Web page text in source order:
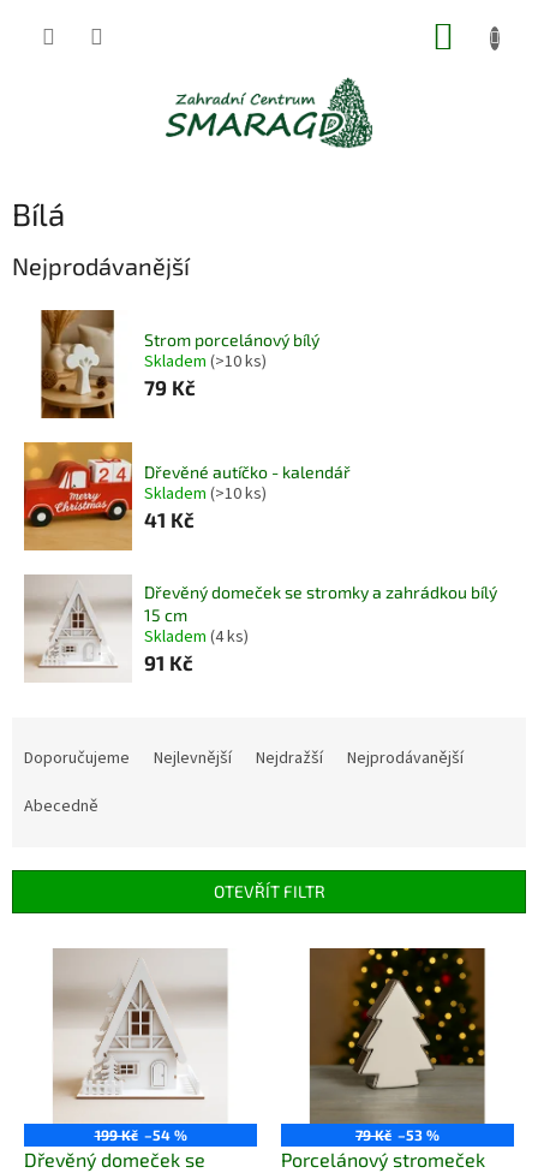
Bílá
Nejprodávanější
Strom porcelánový bílý
Skladem (>10 ks)
79 Kč
Dřevěné autíčko - kalendář
Skladem (>10 ks)
41 Kč
Dřevěný domeček se stromky a zahrádkou bílý
15 cm
Skladem (4 ks)
91 Kč
r
Doporučujeme Nejlevnější Nejdražší
Nejprodávanější
Abecedně
OTEVŘÍT FILTR
199 Kč –54 %
Dřevěný domeček se
79 Kč –53 %
Porcelánový stromeček